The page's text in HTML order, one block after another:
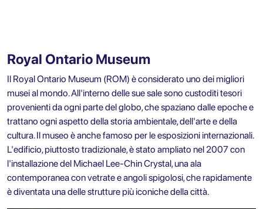
Royal Ontario Museum
Il Royal Ontario Museum (ROM) è considerato uno dei migliori
musei al mondo. All'interno delle sue sale sono custoditi tesori
provenienti da ogni parte del globo, che spaziano dalle epoche e
trattano ogni aspetto della storia ambientale, dell'arte e della
cultura. Il museo è anche famoso per le esposizioni internazionali.
L'edificio, piuttosto tradizionale, è stato ampliato nel 2007 con
l'installazione del Michael Lee-Chin Crystal, una ala
contemporanea con vetrate e angoli spigolosi, che rapidamente
è diventata una delle strutture più iconiche della città.